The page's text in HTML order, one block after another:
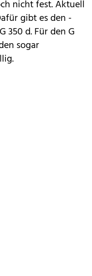
nicht fest. Aktuell
gibt es den -
350 d. Für den G
sogar